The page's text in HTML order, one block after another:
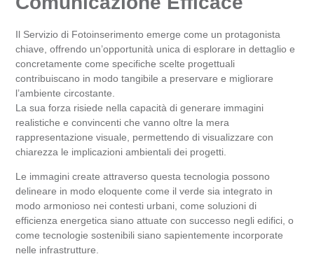
Il Servizio di Fotoinserimento emerge come un protagonista
chiave, offrendo un’opportunità unica di esplorare in dettaglio e
concretamente come specifiche scelte progettuali
contribuiscano in modo tangibile a preservare e migliorare
l’ambiente circostante.
La sua forza risiede nella capacità di generare immagini
realistiche e convincenti che vanno oltre la mera
rappresentazione visuale, permettendo di visualizzare con
chiarezza le implicazioni ambientali dei progetti.
Le immagini create attraverso questa tecnologia possono
delineare in modo eloquente come il verde sia integrato in
modo armonioso nei contesti urbani, come soluzioni di
efficienza energetica siano attuate con successo negli edifici, o
come tecnologie sostenibili siano sapientemente incorporate
nelle infrastrutture.